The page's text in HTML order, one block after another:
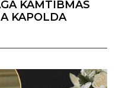
KAMTIBMAS
KAPOLDA